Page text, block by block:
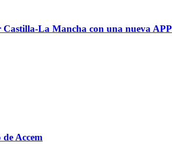
Castilla-La Mancha con una nueva APP
Accem